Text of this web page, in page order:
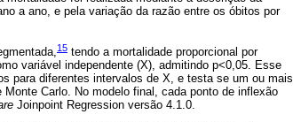
a ano, e pela variação da razão entre os óbitos por
15 tendo a mortalidade proporcional por
variável independente (X), admitindo p<0,05. Esse
para diferentes intervalos de X, e testa se um ou mais
Carlo. No modelo final, cada ponto de inflexão
Joinpoint Regression versão 4.1.0.